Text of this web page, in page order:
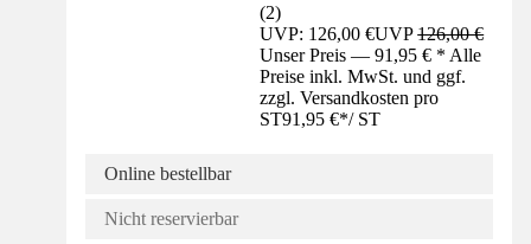
(2)
UVP: 126,00 €UVP126,00 €
Unser Preis — 91,95 € * Alle
Preise inkl. MwSt. und ggf.
zzgl. Versandkosten pro
ST91,95 €*/ ST
Online bestellbar
Nicht reservierbar